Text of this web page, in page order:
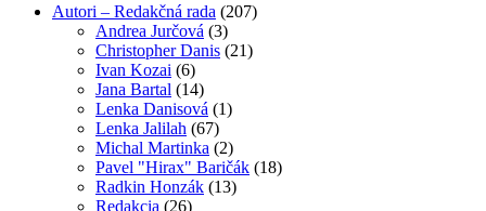
Autori – Redakčná rada (207)
Andrea Jurčová (3)
Christopher Danis (21)
Ivan Kozai (6)
Jana Bartal (14)
Lenka Danisová (1)
Lenka Jalilah (67)
Michal Martinka (2)
Pavel "Hirax" Baričák (18)
Radkin Honzák (13)
Redakcia (26)